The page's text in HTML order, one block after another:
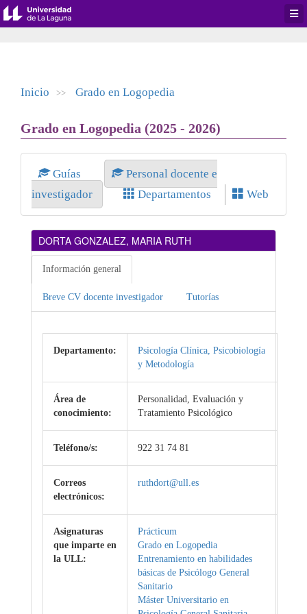
Inicio >> Grado en Logopedia
Grado en Logopedia (2025 - 2026)
Guías
Personal docente e
investigador
Departamentos Web
DORTA GONZALEZ, MARIA RUTH
Información general
Breve CV docente investigador Tutorías
Departamento:
Psicología Clínica, Psicobiología
y Metodología
Área de
conocimiento:
Personalidad, Evaluación y
Tratamiento Psicológico
Teléfono/s: 922 31 74 81
Correos
electrónicos:
ruthdort@ull.es
Asignaturas
que imparte en
la ULL:
Prácticum
Grado en Logopedia
Entrenamiento en habilidades
básicas de Psicólogo General
Sanitario
Máster Universitario en